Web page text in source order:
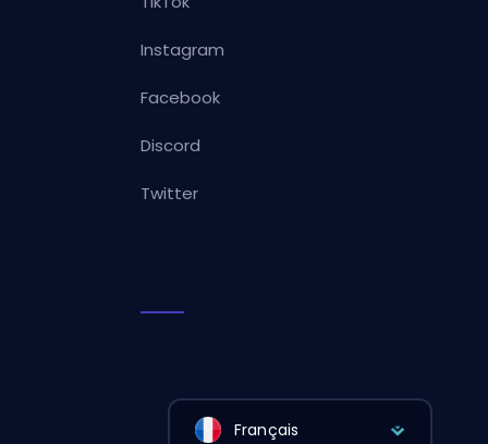
Instagram
Facebook
Discord
Twitter
Français